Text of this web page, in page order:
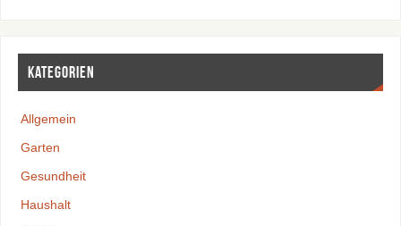
Kategorien
Allgemein
Garten
Gesundheit
Haushalt